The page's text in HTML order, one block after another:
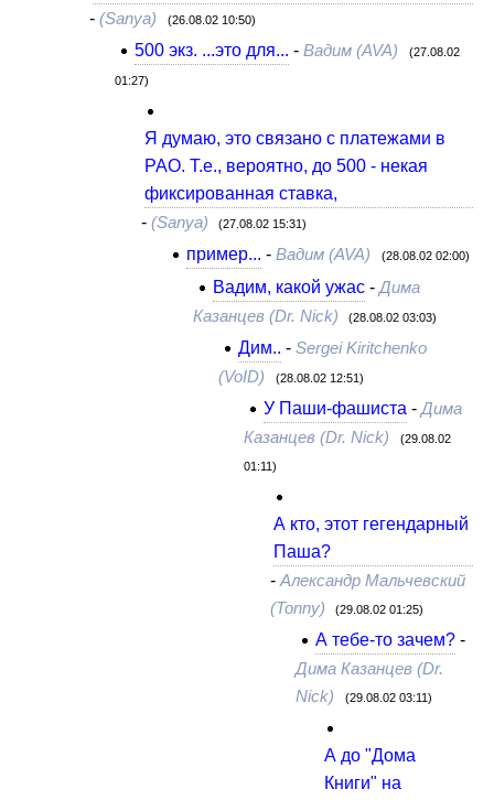
- (Sanya) (26.08.02 10:50)
500 экз. ...это для... -Вадим (AVA) (27.08.02
01:27)
Я думаю, это связано с платежами в
РАО. Т.е., вероятно, до 500 - некая
фиксированная ставка,
- (Sanya) (27.08.02 15:31)
пример... -Вадим (AVA) (28.08.02 02:00)
Вадим, какой ужас- Дима
Казанцев (Dr. Nick)
(28.08.02 03:03)
Дим.. - Sergei Kiritchenko
(VoID)
(28.08.02 12:51)
У Паши-фашиста -Дима
Казанцев (Dr. Nick)
(29.08.02
01:11)
А кто, этот гегендарный
Паша?
- Александр Мальчевский
(Tonny)
(29.08.02 01:25)
А тебе-то зачем? -
Дима Казанцев (Dr.
Nick)
(29.08.02 03:11)
А до "Дома
Книги" на